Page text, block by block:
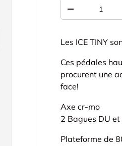
-
Les ICE TINY
Ces pédales
procurent une
face!
Axe cr-mo
2 Bagues DU
Plateforme de